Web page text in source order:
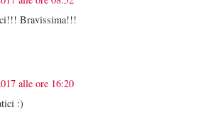
Bravissima!!!
alle ore 16:20
:)